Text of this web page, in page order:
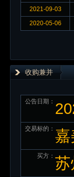
2021-09-03
2020-05-06
收购兼并
公告日期：
交易标的： 嘉
买方： 苏